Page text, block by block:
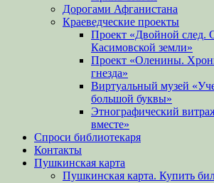
Дорогами Афганистана
Краеведческие проекты
Проект «Двойной след.
Касимовской земли»
Проект «Оленины.
гнезда»
Виртуальный музей
большой буквы»
Этнографический
вместе»
Спроси библиотекаря
Контакты
Пушкинская карта
Пушкинская карта. Купить